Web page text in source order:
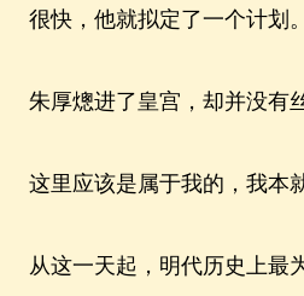
很快，他就拟定了一个计划。
朱厚熜进了皇宫，却并没有丝
这里应该是属于我的，我本就
从这一天起，明代历史上最为